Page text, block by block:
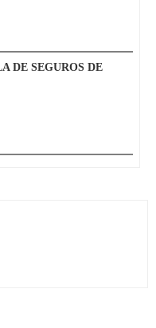
DE SEGUROS DE